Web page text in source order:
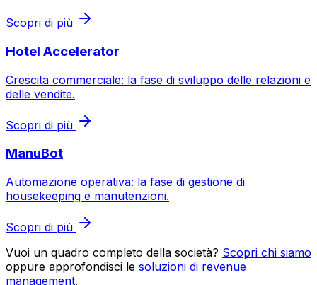
Scopri di più
Hotel Accelerator
Crescita commerciale: la fase di sviluppo delle relazioni e
delle vendite.
Scopri di più
ManuBot
Automazione operativa: la fase di gestione di
housekeeping e manutenzioni.
Scopri di più
Vuoi un quadro completo della società? Scopri chi siamo
oppure approfondisci le soluzioni di revenue
management.